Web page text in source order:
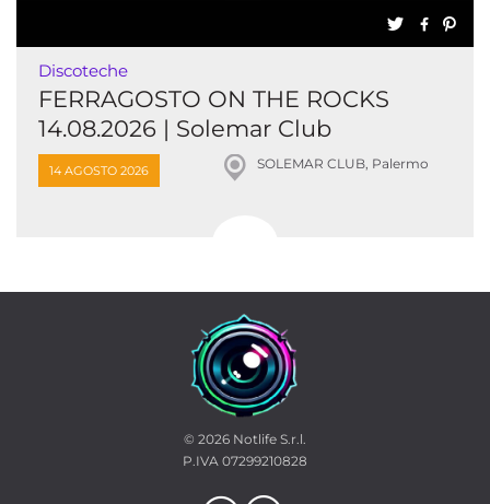
Discoteche
FERRAGOSTO ON THE ROCKS
14.08.2026 | Solemar Club
14 AGOSTO 2026 SOLEMAR CLUB, Palermo
© 2026 Notlife S.r.l.
P.IVA 07299210828